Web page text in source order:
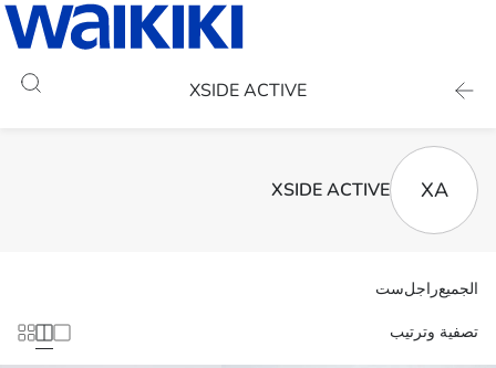
XSIDE ACTIVE
XA
XSIDE ACTIVE
الجميعراجلست
تصفية وترتيب